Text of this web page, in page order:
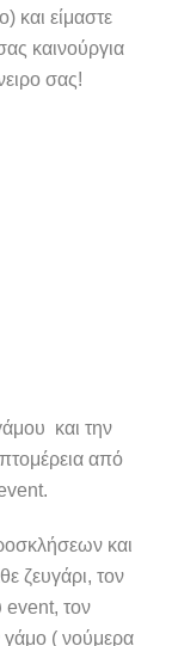
και είμαστε
καινούργια
σας!
και την
από
και
ζευγάρι, τον
event, τον
γάμο ( νούμερα